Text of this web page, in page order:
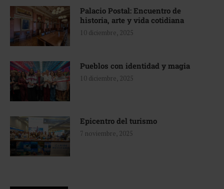
Palacio Postal: Encuentro de
historia, arte y vida cotidiana
10 diciembre, 2025
Pueblos con identidad y magia
10 diciembre, 2025
Epicentro del turismo
7 noviembre, 2025